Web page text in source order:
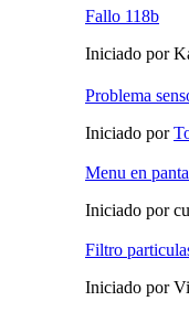
Fallo 118b
Iniciado por
Problema
Iniciado por
Menu en
Iniciado por
Filtro
Iniciado por